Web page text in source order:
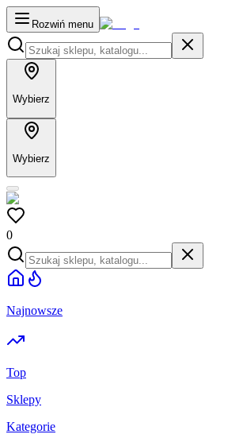
Rozwiń menu
Wybierz
Wybierz
0
Najnowsze
Top
Sklepy
Kategorie